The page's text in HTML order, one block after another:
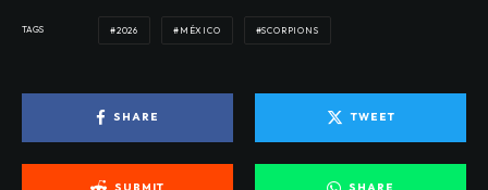
TAGS 2026 MÉXICO SCORPIONS
SHARE TWEET